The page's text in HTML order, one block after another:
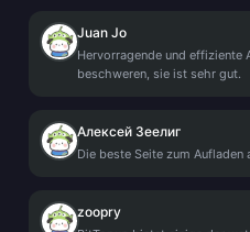
Juan Jo
Hervorragende und effiziente
beschweren, sie ist sehr gut.
Алексей Зеелиг
Die beste Seite zum Aufladen
zoopry